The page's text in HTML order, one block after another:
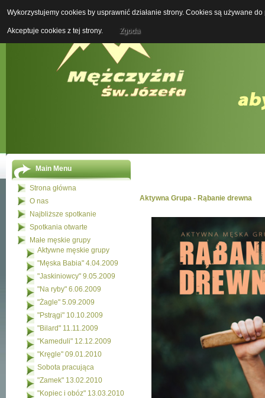
Boży
Main Menu
Strona główna
O nas
Najbliższe spotkanie
Spotkania otwarte
Małe męskie grupy
Aktywne męskie grupy
"Męska Babia" 4.04.2009
"Jaskiniowcy" 9.05.2009
"Na ryby" 6.06.2009
"Żagle" 5.09.2009
"Pstrągi" 10.10.2009
"Bilard" 11.11.2009
"Kameduli" 12.12.2009
"Kręgle" 09.01.2010
Sobota pracująca
"Zamek" 13.02.2010
"Kopiec i obóz" 13.03.2010
Aktywna Grupa - Rąbanie drewna
Wykorzystujemy cookies by usprawnić działanie strony. Cookies są używane
Akceptuje cookies z tej strony. Zgoda